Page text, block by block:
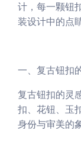
计，每一颗钮
装设计中的点
一、复古钮扣
复古钮扣的灵
扣、花钮、玉
身份与审美的